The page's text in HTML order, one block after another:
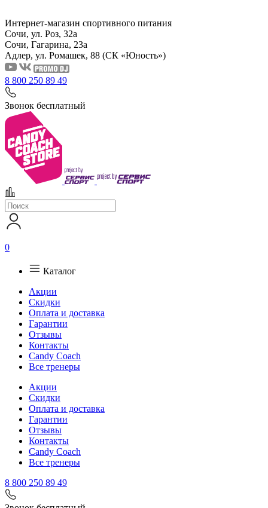
Интернет-магазин спортивного питания
Сочи, ул. Роз, 32а
Сочи, Гагарина, 23а
Адлер, ул. Ромашек, 88 (СК «Юность»)
8 800 250 89 49
Звонок бесплатный
0
Каталог
Акции
Скидки
Оплата и доставка
Гарантии
Отзывы
Контакты
Candy Coach
Все тренеры
Акции
Скидки
Оплата и доставка
Гарантии
Отзывы
Контакты
Candy Coach
Все тренеры
8 800 250 89 49